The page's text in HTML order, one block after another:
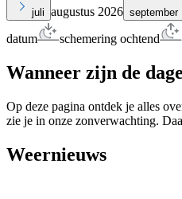
juli augustus 2026 september
datum schemering ochtend
Wanneer zijn de
Op deze pagina ontdek je alles
zie je in onze zonverwachting.
Weernieuws